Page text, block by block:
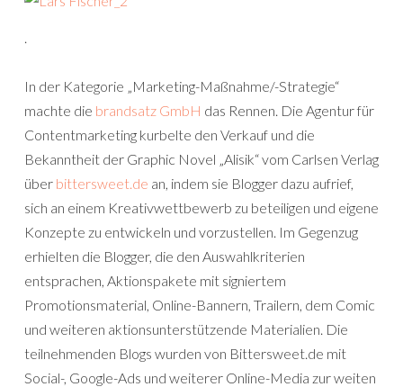
In der Kategorie „Marketing-Maßnahme/-Strategie“
machte die brandsatz GmbH das Rennen. Die Agentur für
Contentmarketing kurbelte den Verkauf und die
Bekanntheit der Graphic Novel „Alisik“ vom Carlsen Verlag
über bittersweet.de an, indem sie Blogger dazu aufrief,
sich an einem Kreativwettbewerb zu beteiligen und eigene
Konzepte zu entwickeln und vorzustellen. Im Gegenzug
erhielten die Blogger, die den Auswahlkriterien
entsprachen, Aktionspakete mit signiertem
Promotionsmaterial, Online-Bannern, Trailern, dem Comic
und weiteren aktionsunterstützende Materialien. Die
teilnehmenden Blogs wurden von Bittersweet.de mit
Social-, Google-Ads und weiterer Online-Media zur weiten